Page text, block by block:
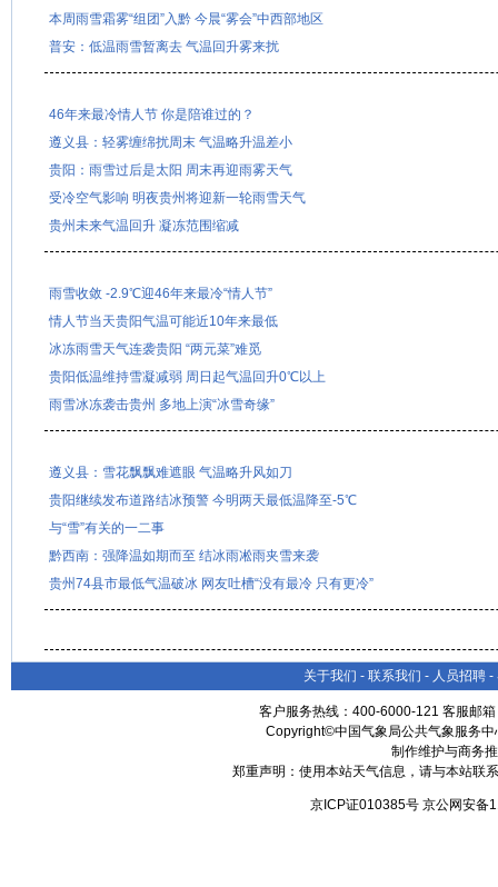
本周雨雪霜雾“组团”入黔 今晨“雾会”中西部地区
普安：低温雨雪暂离去 气温回升雾来扰
46年来最冷情人节 你是陪谁过的？
遵义县：轻雾缠绵扰周末 气温略升温差小
贵阳：雨雪过后是太阳 周末再迎雨雾天气
受冷空气影响 明夜贵州将迎新一轮雨雪天气
贵州未来气温回升 凝冻范围缩减
雨雪收敛 -2.9℃迎46年来最冷“情人节”
情人节当天贵阳气温可能近10年来最低
冰冻雨雪天气连袭贵阳 “两元菜”难觅
贵阳低温维持雪凝减弱 周日起气温回升0℃以上
雨雪冰冻袭击贵州 多地上演“冰雪奇缘”
遵义县：雪花飘飘难遮眼 气温略升风如刀
贵阳继续发布道路结冰预警 今明两天最低温降至-5℃
与“雪”有关的一二事
黔西南：强降温如期而至 结冰雨凇雨夹雪来袭
贵州74县市最低气温破冰 网友吐槽“没有最冷 只有更冷”
关于我们 - 联系我们 - 人员招聘 -
客户服务热线：400-6000-121 客服邮箱
Copyright©中国气象局公共气象服务
制作维护与商务
郑重声明：使用本站天气信息，请与本站联
京ICP证010385号 京公网安备